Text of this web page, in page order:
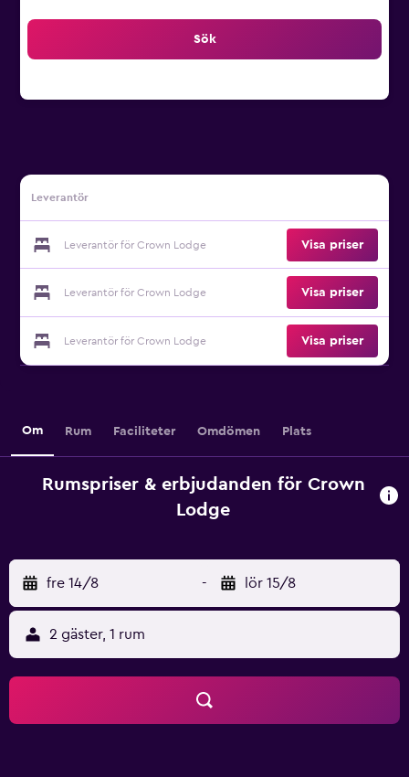
Sök
Leverantör
Leverantör för Crown Lodge Visa priser
Leverantör för Crown Lodge Visa priser
Leverantör för Crown Lodge Visa priser
Om Rum Faciliteter Omdömen Plats
Rumspriser & erbjudanden för Crown
Lodge
fre 14/8 - lör 15/8
2 gäster, 1 rum